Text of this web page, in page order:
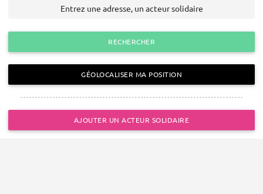
RECHERCHER
GÉOLOCALISER MA POSITION
AJOUTER UN ACTEUR SOLIDAIRE